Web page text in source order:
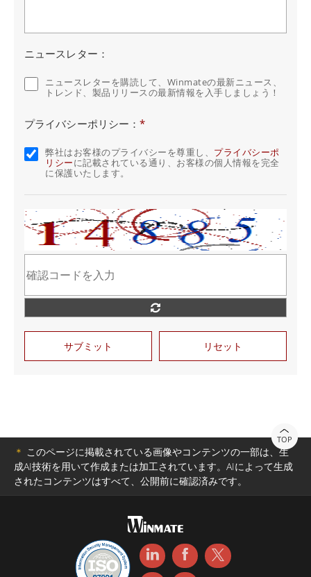
ニュースレター：
ニュースレターを購読して、Winmateの最新ニュース、
トレンド、製品リリースの最新情報を入手しましょう！
プライバシーポリシー：*
弊社はお客様のプライバシーを尊重し、 プライバシーポ
リシーに記載されている通り、お客様の個人情報を完全
に保護いたします。
サブミット リセット
TOP
＊ このページに掲載されている画像やコンテンツの一部は、生
成AI技術を用いて作成または加工されています。AIによって生成
されたコンテンツはすべて、公開前に確認済みです。